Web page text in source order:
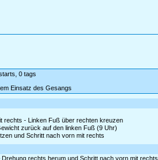
0 tags
Einsatz des Gesangs
rechts - Linken Fuß über rechten kreuzen
zurück auf den linken Fuß (9 Uhr)
und Schritt nach vorn mit rechts
rechts herum und Schritt nach vorn mit rechts